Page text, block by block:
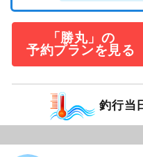
「勝丸」の
予約プランを見る
釣行当